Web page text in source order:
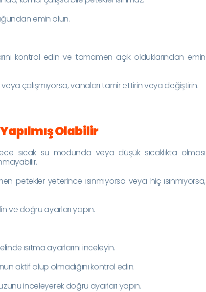
emin olun.
kontrol edin ve tamamen açık olduklarından emin
veya çalışmıyorsa, vanaları tamir ettirin veya değiştirin.
Olabilir
sıcak su modunda veya düşük sıcaklıkta olması
petekler yeterince ısınmıyorsa veya hiç ısınmıyorsa,
ve doğru ayarları yapın.
ısıtma ayarlarını inceleyin.
aktif olup olmadığını kontrol edin.
inceleyerek doğru ayarları yapın.